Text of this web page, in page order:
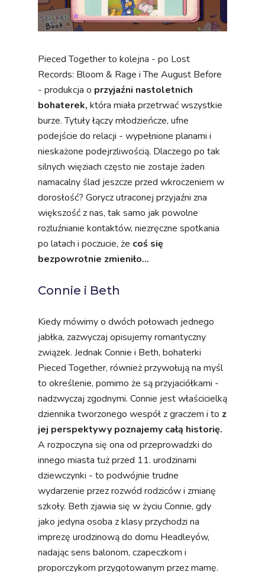
Pieced Together to kolejna - po Lost
Records: Bloom & Rage i The August Before
- produkcja o przyjaźni nastoletnich
bohaterek, która miała przetrwać wszystkie
burze. Tytuły łączy młodzieńcze, ufne
podejście do relacji - wypełnione planami i
nieskażone podejrzliwością. Dlaczego po tak
silnych więziach często nie zostaje żaden
namacalny ślad jeszcze przed wkroczeniem w
dorosłość? Gorycz utraconej przyjaźni zna
większość z nas, tak samo jak powolne
rozluźnianie kontaktów, niezręczne spotkania
po latach i poczucie, że coś się
bezpowrotnie zmieniło...
Connie i Beth
Kiedy mówimy o dwóch połowach jednego
jabłka, zazwyczaj opisujemy romantyczny
związek. Jednak Connie i Beth, bohaterki
Pieced Together, również przywołują na myśl
to określenie, pomimo że są przyjaciółkami -
nadzwyczaj zgodnymi. Connie jest właścicielką
dziennika tworzonego wespół z graczem i to z
jej perspektywy poznajemy całą historię.
A rozpoczyna się ona od przeprowadzki do
innego miasta tuż przed 11. urodzinami
dziewczynki - to podwójnie trudne
wydarzenie przez rozwód rodziców i zmianę
szkoły. Beth zjawia się w życiu Connie, gdy
jako jedyna osoba z klasy przychodzi na
imprezę urodzinową do domu Headleyów,
nadając sens balonom, czapeczkom i
proporczykom przygotowanym przez mamę.